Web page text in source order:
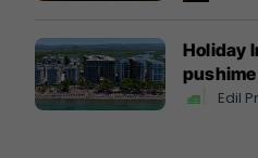
Holiday
Edil